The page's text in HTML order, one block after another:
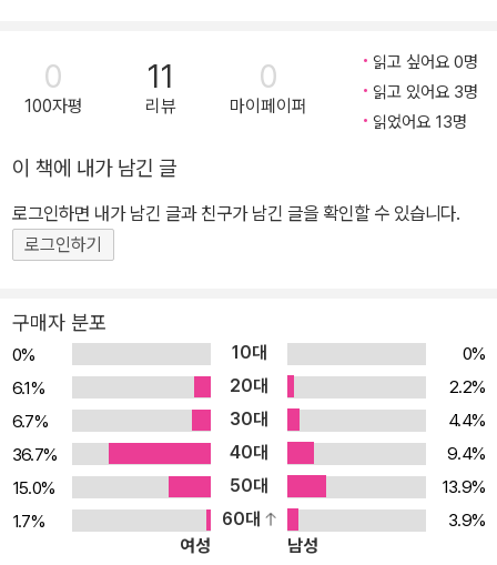
차 산업혁명으로 인공지능이 생활의 일부가 되고 로봇이 인간의 고단
한 일을 대신해주는 날도 머지않았다. 그렇다면 인간은 무엇을 하며
살아야 할까. 사람과 세상을 이해하고 쌓여가는 문제를 해결하기 위
야 하는 것은 바로 이 때문이다. 10만 명이 함께한 서울시교육청 인문
학 강좌 인류가 그려온 삶의 무늬에서 생각하는 힘을 길어내다 『교실
밖 인문학 콘서트』는 서울시의 대표 인문학 아카데미 ‘고인돌2.0’ 8
년의 성과물 가운데 하나다. 서울시교육청은 2013년부터 서울경제
인문학이 돌아오다)’ 사업을 통해 시민과 청소년에게 삶의 본질적 물
음을 던지고 스스로 답을 찾아갈 수 있는 길을 제시해 왔다. ‘고인
돌’은 8년간 10만 명 이상의 시민과 청소년이 참가할 정도로 인기를
끌면서 서울시의 대표 인문학 아카데미로 성장했다. 이 책은 고인돌
2.0의 400여 개 강좌 중에서 엄선한 10가지 토픽을 담았다. 인문학
드림 콘서트에 오신 걸 환영합니다! 인류의 기원부터 온택트 시대까
지 『교실밖 인문학 콘서트』는 인문학의 드림 콘서트라 할 수 있다. 인
문학 입문자의 첫걸음이 무겁지 않고, 자신의 입맛에 맞는 분야를 찾
0
100자평
11
리뷰
0
마이페이퍼
읽고 싶어요 0명
읽고 있어요 3명
읽었어요 13명
이 책에 내가 남긴 글
로그인하면 내가 남긴 글과 친구가 남긴 글을 확인할 수 있습니다.
로그인하기
구매자 분포
0% 10대
0%
6.1%
20대
2.2%
6.7%
30대
4.4%
36.7%
40대
9.4%
15.0%
50대
13.9%
1.7%
60대
3.9%
여성
남성